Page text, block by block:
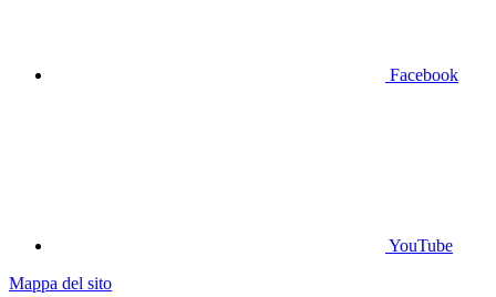
Facebook
YouTube
Mappa del sito